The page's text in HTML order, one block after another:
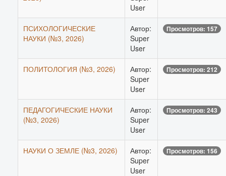
User
ПСИХОЛОГИЧЕСКИЕ
НАУКИ (№3, 2026)
Автор:
Super
User
Просмотров: 157
ПОЛИТОЛОГИЯ (№3, 2026)
Автор:
Super
User
Просмотров: 212
ПЕДАГОГИЧЕСКИЕ НАУКИ
(№3, 2026)
Автор:
Super
User
Просмотров: 243
НАУКИ О ЗЕМЛЕ (№3, 2026)
Автор:
Super
User
Просмотров: 156